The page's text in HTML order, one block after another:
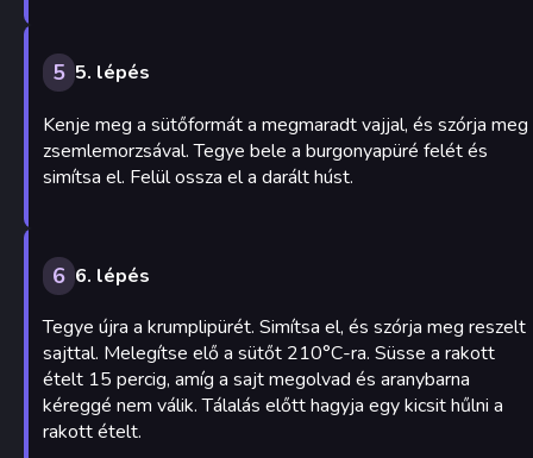
5 5. lépés
Kenje meg a sütőformát a megmaradt vajjal, és szórja meg
zsemlemorzsával. Tegye bele a burgonyapüré felét és
simítsa el. Felül ossza el a darált húst.
6 6. lépés
Tegye újra a krumplipürét. Simítsa el, és szórja meg reszelt
sajttal. Melegítse elő a sütőt 210°C-ra. Süsse a rakott
ételt 15 percig, amíg a sajt megolvad és aranybarna
kéreggé nem válik. Tálalás előtt hagyja egy kicsit hűlni a
rakott ételt.